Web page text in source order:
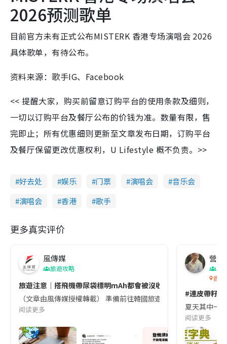
2026预测歌单
目前官方未有正式公布MISTERK 香港专场演唱会 2026
具体歌单，有待公布。
资料来源：歌手IG、Facebook
<< 提醒大家，购买前留意订购平台的使用条款及细则，
一切以订购平台及餐厅公布的价钱为准。数量有限，售
完即止；所有优惠细则更新至文章发布日期，订购平台
及餐厅保留更改优惠权利，U Lifestyle 概不负责。>>
好去处 娱乐 门票 演唱会
音乐会
演唱会
香港 歌手
更多真实评价
風傳媒
旅遊攻略
旅遊注意｜搭飛機帶尿袋標明mAh都會被沒收😱出發前切記檢查
（文章由風傳媒授權轉載） 準備前往韓國旅遊的民眾，近期要
阅读更多
營養
香港
#連皮帶籽
夏天其中一
阅读更多